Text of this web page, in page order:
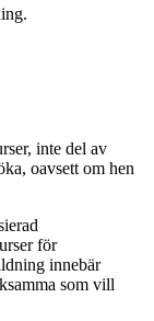
inte del av
oavsett om hen
för
innebär
som vill